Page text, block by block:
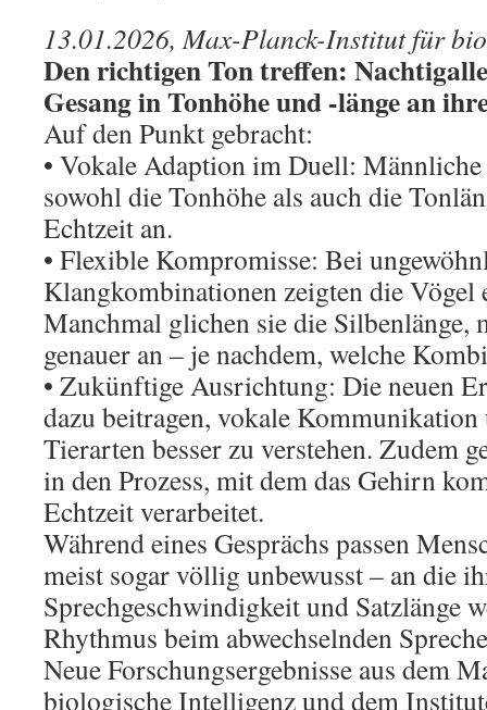
13.01.2026, Max-Planck-Institut für
Den richtigen Ton treffen:
Gesang in Tonhöhe und -länge an
Auf den Punkt gebracht:
• Vokale Adaption im Duell: Männliche
sowohl die Tonhöhe als auch die
Echtzeit an.
• Flexible Kompromisse: Bei
Klangkombinationen zeigten die Vögel
Manchmal glichen sie die Silbenlänge,
genauer an – je nachdem, welche
• Zukünftige Ausrichtung: Die neuen
dazu beitragen, vokale
Tierarten besser zu verstehen. Zudem
in den Prozess, mit dem das Gehirn
Echtzeit verarbeitet.
Während eines Gesprächs passen
meist sogar völlig unbewusst – an die
Sprechgeschwindigkeit und Satzlänge
Rhythmus beim abwechselnden
Neue Forschungsergebnisse aus dem
biologische Intelligenz und dem